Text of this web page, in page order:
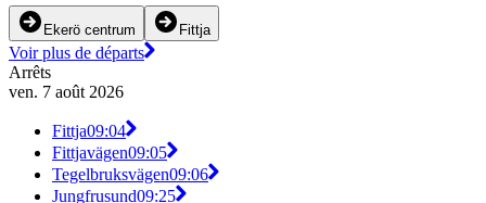
Ekerö centrum Fittja
Voir plus de départs
Arrêts
ven. 7 août 2026
Fittja09:04
Fittjavägen09:05
Tegelbruksvägen09:06
Jungfrusund09:25